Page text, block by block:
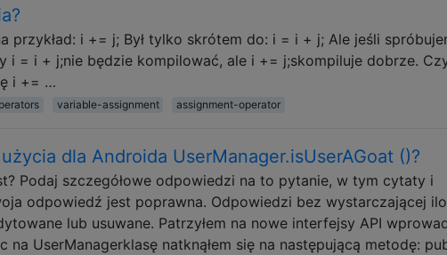
przykład: i += j; Był tylko skrótem do: i = i + j; Ale jeśli
i = i + j;nie będzie kompilować, ale i += j;skompiluje dobrze.
i += …
variable-assignment assignment-operator
dla Androida UserManager.isUserAGoat ()?
Podaj szczegółowe odpowiedzi na to pytanie, w tym cytaty i
odpowiedź jest poprawna. Odpowiedzi bez wystarczającej
lub usuwane. Patrzyłem na nowe interfejsy API
na UserManagerklasę natknąłem się na następującą metodę: